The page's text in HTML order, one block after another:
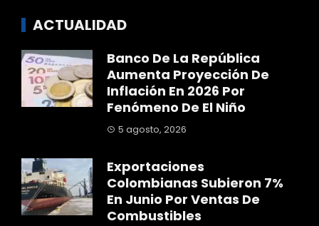
ACTUALIDAD
Banco De La República
Aumenta Proyección De
Inflación En 2026 Por
Fenómeno De El Niño
5 agosto, 2026
Exportaciones
Colombianas Subieron 7%
En Junio Por Ventas De
Combustibles